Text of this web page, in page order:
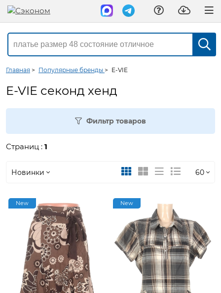
Главная > Популярные бренды > E-VIE
E-VIE секонд хенд
Фильтр товаров
Страниц : 1
Новинки
Новинки
Дешевле
Дороже
60
60
120
New New